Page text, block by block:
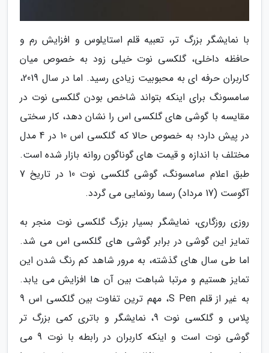
با نمایشگر بزرگ تر، تعبیه قلم استایلوس و افزایش رم و
حافظه داخلی، گلکسی نوت خیلی زود به خصوص میان
کاربران حرفه ای به محبوبیت زیادی رسید. اما در سال 2019،
سامسونگ برای اینکه بتواند شاخص بودن گلکسی نوت در
مقایسه با گوشی های گلکسی اس را نشان دهد، کار سختی
در پیش دارد؛ به خصوص حالا که گلکسی اس 10 در 4 مدل
مختلف با اندازه و قیمت های گوناگون روانه بازار شده است.
طبق اعلام سامسونگ، گوشی گلکسی نوت 10 در تاریخ 7
آگوست (17 مرداد) رسما رونمایی می گردد.
روزی روزگاری، نمایشگر بسیار بزرگ گلکسی نوت منجر به
تمایز این گوشی در برابر گوشی های گلکسی اس می شد.
اما طی سال های گذشته، به مرور شاهد کم رنگ شدن این
تمایز هستیم و مرتبا شباهت بین آن ها افزایش می یابد.
به غیر از قلم S Pen، مهم ترین تفاوت بین گلکسی اس 9
پلاس و گلکسی نوت 9، نمایشگر و باتری کمی بزرگ تر
گوشی نوت است و اینکه کاربران در رابطه با نوت 9 می